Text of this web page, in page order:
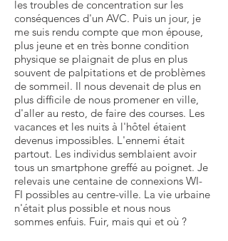
les troubles de concentration sur les
conséquences d'un AVC. Puis un jour, je
me suis rendu compte que mon épouse,
plus jeune et en très bonne condition
physique se plaignait de plus en plus
souvent de palpitations et de problèmes
de sommeil. Il nous devenait de plus en
plus difficile de nous promener en ville,
d'aller au resto, de faire des courses. Les
vacances et les nuits à l'hôtel étaient
devenus impossibles. L'ennemi était
partout. Les individus semblaient avoir
tous un smartphone greffé au poignet. Je
relevais une centaine de connexions WI-
FI possibles au centre-ville. La vie urbaine
n'était plus possible et nous nous
sommes enfuis. Fuir, mais qui et où ?